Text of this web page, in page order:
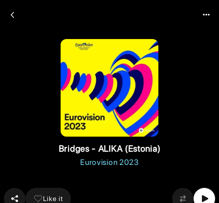
Bridges - ALIKA (Estonia)
Eurovision 2023
Like it